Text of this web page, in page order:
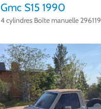
Gmc S15 1990
4 cylindres Boîte manuelle